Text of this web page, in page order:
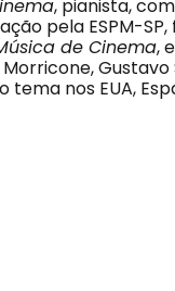
, pianista,
pela ESPM-
de Cinema,
nos EUA,